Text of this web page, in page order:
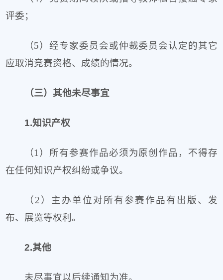
评委；
（5）经专家委员会或仲裁委员会认定的其它
应取消竞赛资格、成绩的情况。
（三）其他未尽事宜
1.知识产权
（1）所有参赛作品必须为原创作品，不得存
在任何知识产权纠纷或争议。
（2）主办单位对所有参赛作品有出版、发
布、展览等权利。
2.其他
未尽事宜以后续通知为准。